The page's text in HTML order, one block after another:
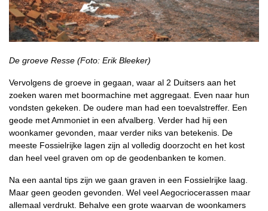
De groeve Resse (Foto: Erik Bleeker)
Vervolgens de groeve in gegaan, waar al 2 Duitsers aan het
zoeken waren met boormachine met aggregaat. Even naar hun
vondsten gekeken. De oudere man had een toevalstreffer. Een
geode met Ammoniet in een afvalberg. Verder had hij een
woonkamer gevonden, maar verder niks van betekenis. De
meeste Fossielrijke lagen zijn al volledig doorzocht en het kost
dan heel veel graven om op de geodenbanken te komen.
Na een aantal tips zijn we gaan graven in een Fossielrijke laag.
Maar geen geoden gevonden. Wel veel Aegocriocerassen maar
allemaal verdrukt. Behalve een grote waarvan de woonkamers